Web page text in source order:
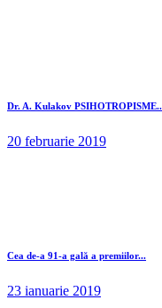
Dr. A. Kulakov
20 februarie 2019
Cea de-a 91-a gală a premiilor...
23 ianuarie 2019